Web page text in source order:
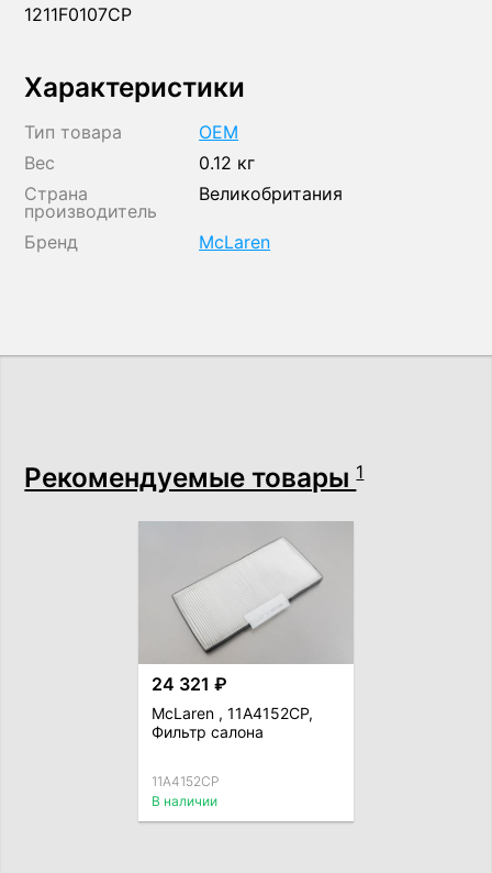
1211F0107CP
Характеристики
Тип товара
OEM
Вес
0.12 кг
Страна
производитель
Великобритания
Бренд McLaren
Рекомендуемые товары1
24 321 ₽
McLaren , 11A4152CP,
Фильтр салона
11A4152CP
В наличии